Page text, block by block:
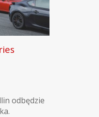
odbędzie